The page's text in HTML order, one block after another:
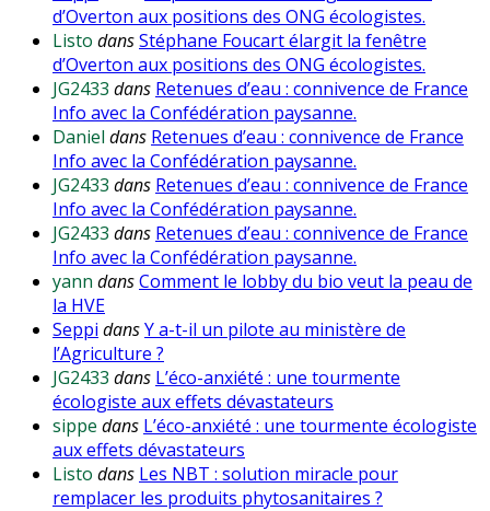
d’Overton aux positions des ONG écologistes.
Listo dansStéphane Foucart élargit la fenêtre
d’Overton aux positions des ONG écologistes.
JG2433 dans Retenues d’eau : connivence de France
Info avec la Confédération paysanne.
Daniel dans Retenues d’eau : connivence de France
Info avec la Confédération paysanne.
JG2433 dans Retenues d’eau : connivence de France
Info avec la Confédération paysanne.
JG2433 dans Retenues d’eau : connivence de France
Info avec la Confédération paysanne.
yann dansComment le lobby du bio veut la peau de
la HVE
Seppi dansY a-t-il un pilote au ministère de
l’Agriculture ?
JG2433 dans L’éco-anxiété : une tourmente
écologiste aux effets dévastateurs
sippe dans L’éco-anxiété : une tourmente écologiste
aux effets dévastateurs
Listo dans Les NBT : solution miracle pour
remplacer les produits phytosanitaires ?